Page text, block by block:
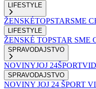
LIFESTYLE
ŽENSKÉTOPSTARSME
LIFESTYLE
ŽENSKÉ TOPSTAR SME
SPRAVODAJSTVO
NOVINYJOJ 24ŠPORT
SPRAVODAJSTVO
NOVINY JOJ 24 ŠPORT